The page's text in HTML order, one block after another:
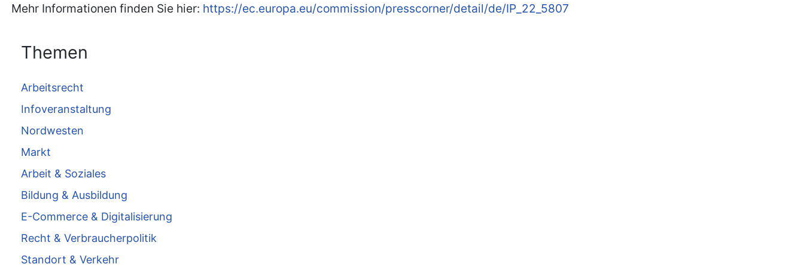
Mehr Informationen finden Sie hier: https://ec.europa.eu/commission/presscorner/detail/de/IP_22_5807
Themen
Arbeitsrecht
Infoveranstaltung
Nordwesten
Markt
Arbeit & Soziales
Bildung & Ausbildung
E-Commerce & Digitalisierung
Recht & Verbraucherpolitik
Standort & Verkehr